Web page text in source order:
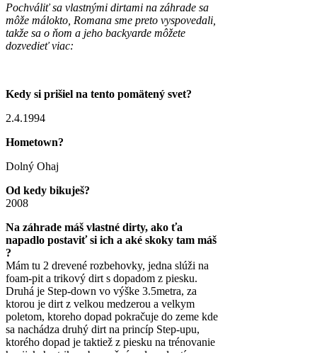
Pochváliť sa vlastnými dirtami na záhrade sa
môže málokto, Romana sme preto vyspovedali,
takže sa o ňom a jeho backyarde môžete
dozvedieť viac:
Kedy si prišiel na tento pomätený svet?
2.4.1994
Hometown?
Dolný Ohaj
Od kedy bikuješ?
2008
Na záhrade máš vlastné dirty, ako ťa
napadlo postaviť si ich a aké skoky tam máš
?
Mám tu 2 drevené rozbehovky, jedna slúži na
foam-pit a trikový dirt s dopadom z piesku.
Druhá je Step-down vo výške 3.5metra, za
ktorou je dirt z velkou medzerou a velkym
poletom, ktoreho dopad pokračuje do zeme kde
sa nachádza druhý dirt na princíp Step-upu,
ktorého dopad je taktiež z piesku na trénovanie